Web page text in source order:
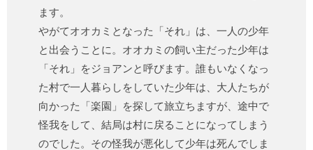
ます。
やがてオオカミとなった「それ」は、一人の少年
と出会うことに。オオカミの飼い主だった少年は
「それ」をジョアンと呼びます。誰もいなくなっ
た村で一人暮らしをしていた少年は、大人たちが
向かった「楽園」を探して旅立ちますが、途中で
怪我をして、結局は村に戻ることになってしまう
のでした。その怪我が悪化して少年は死んでしま